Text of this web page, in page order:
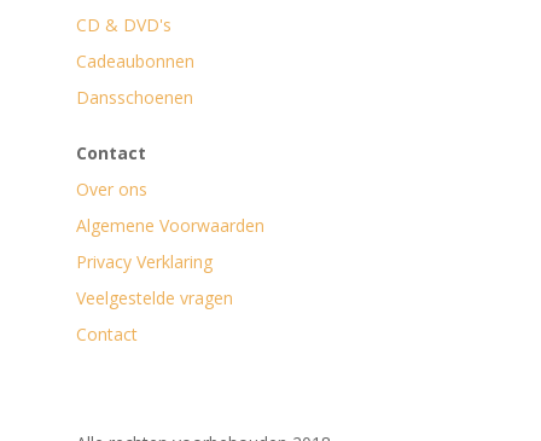
CD & DVD's
Cadeaubonnen
Dansschoenen
Contact
Over ons
Algemene Voorwaarden
Privacy Verklaring
Veelgestelde vragen
Contact